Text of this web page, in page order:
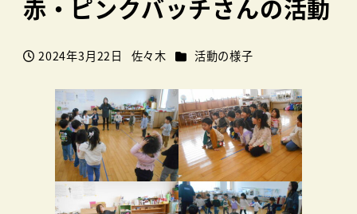
赤・ピンクバッチさんの活動
投稿日
2024年3月22日
著
佐々木 カテゴリー
活動の様子